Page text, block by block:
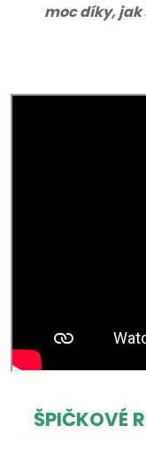
moc díky, jak
ŠPIČKOVÉ